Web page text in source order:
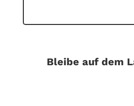
Bleibe auf dem